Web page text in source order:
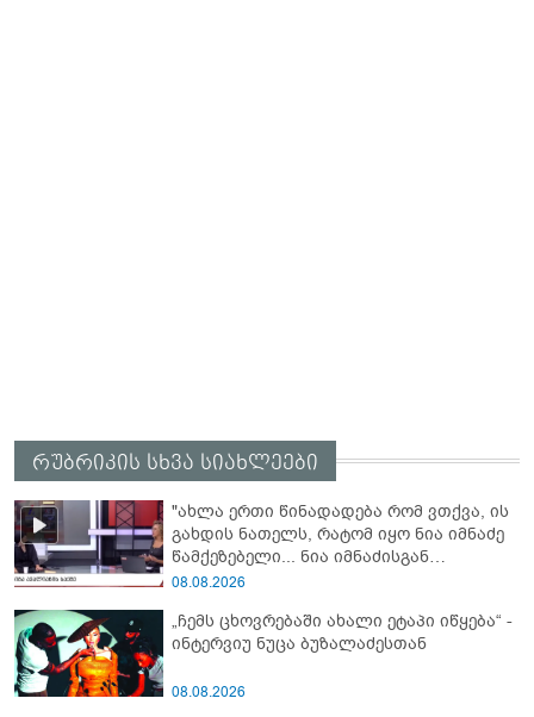
რუბრიკის სხვა სიახლეები
"ახლა ერთი წინადადება რომ ვთქვა, ის
გახდის ნათელს, რატომ იყო ნია იმნაძე
წამქეზებელი... ნია იმნაძისგან
გამოსული ინფორმაციაა ეს" - რას
08.08.2026
„ჩემს ცხოვრებაში ახალი ეტაპი იწყება“ -
ინტერვიუ ნუცა ბუზალაძესთან
08.08.2026